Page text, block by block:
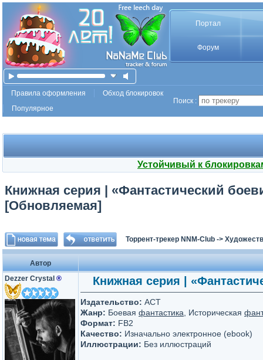
Портал
Форум
Правила оформления
Обход блокировок
Популярное
Поиск :
Устойчивый к
Книжная серия | «Фантастический
[Обновляемая]
Торрент-трекер NNM-Club ->
Автор
Dezzer Crystal ® Книжная серия |
Издательство: АСТ
Жанр: Боевая фантастика , Историческая
Формат: FB2
Качество: Изначально электронное (ebook)
Иллюстрации: Без иллюстраций